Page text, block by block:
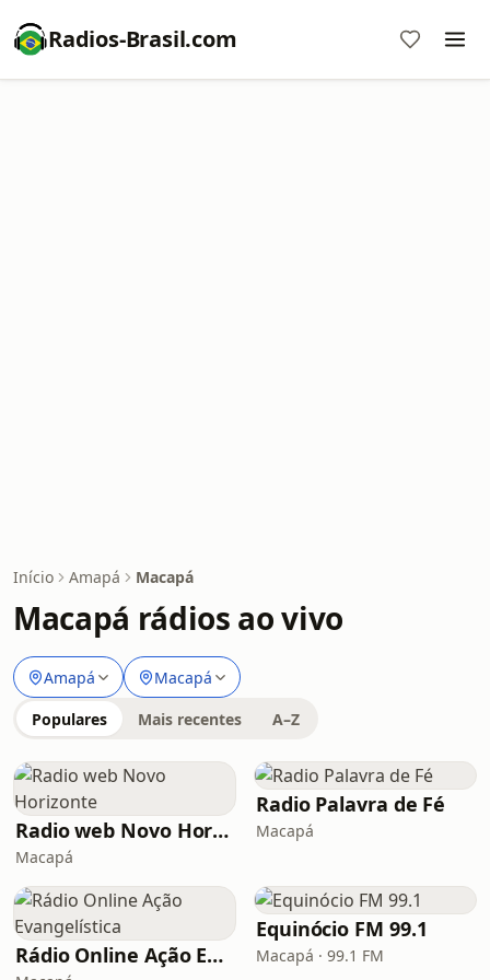
Radios-Brasil.com
Início Amapá Macapá
Macapá rádios ao vivo
Amapá Macapá
Populares Mais recentes A–Z
Radio web Novo Horizonte
Macapá
Radio Palavra de Fé
Macapá
Rádio Online Ação Evangelística
Equinócio FM 99.1
Macapá · 99.1 FM